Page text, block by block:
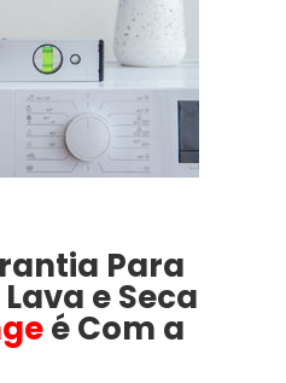
Para
e Seca
é Com a